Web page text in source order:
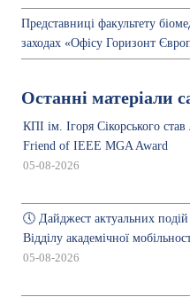
Представниці факультету
заходах «Офісу Горизонт
Останні матеріали
КПІ ім. Ігоря Сікорського
Friend of IEEE MGA Award
05-08-2026
🕔 Дайджест актуальних подій
Відділу академічної
05-08-2026